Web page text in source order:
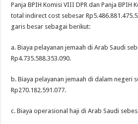
Panja BPIH Komisi VIII DPR dan Panja BPIH
total indirect cost sebesar
garis besar sebagai berikut:
a. Biaya pelayanan jemaah di Arab Saudi
Rp4.735.588.353.090.
b. Biaya pelayanan jemaah di dalam negeri
Rp270.182.591.077.
c. Biaya operasional haji di Arab Saudi